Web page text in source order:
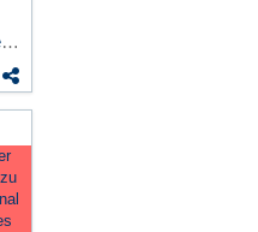
Offene Bildungsressourcen:...